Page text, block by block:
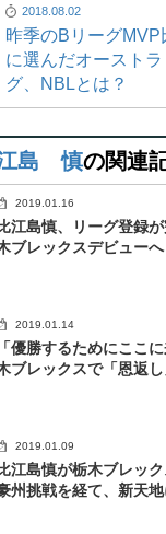
2018.08.02
昨季のBリーグ
に選んだオースト
グ、NBLとは？
島 慎の関連
2019.01.16
江島慎、リーグ登録
ブレックスデビューへ
2019.01.14
「優勝するためにここ
ブレックスで「恩返し
2019.01.09
江島慎が栃木ブレッ
州挑戦を経て、新天地